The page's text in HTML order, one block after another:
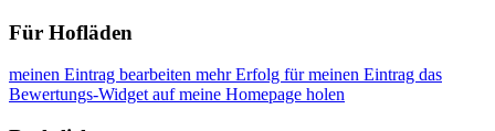
Für Hofläden
meinen Eintrag bearbeiten mehr Erfolg für meinen Eintrag das
Bewertungs-Widget auf meine Homepage holen